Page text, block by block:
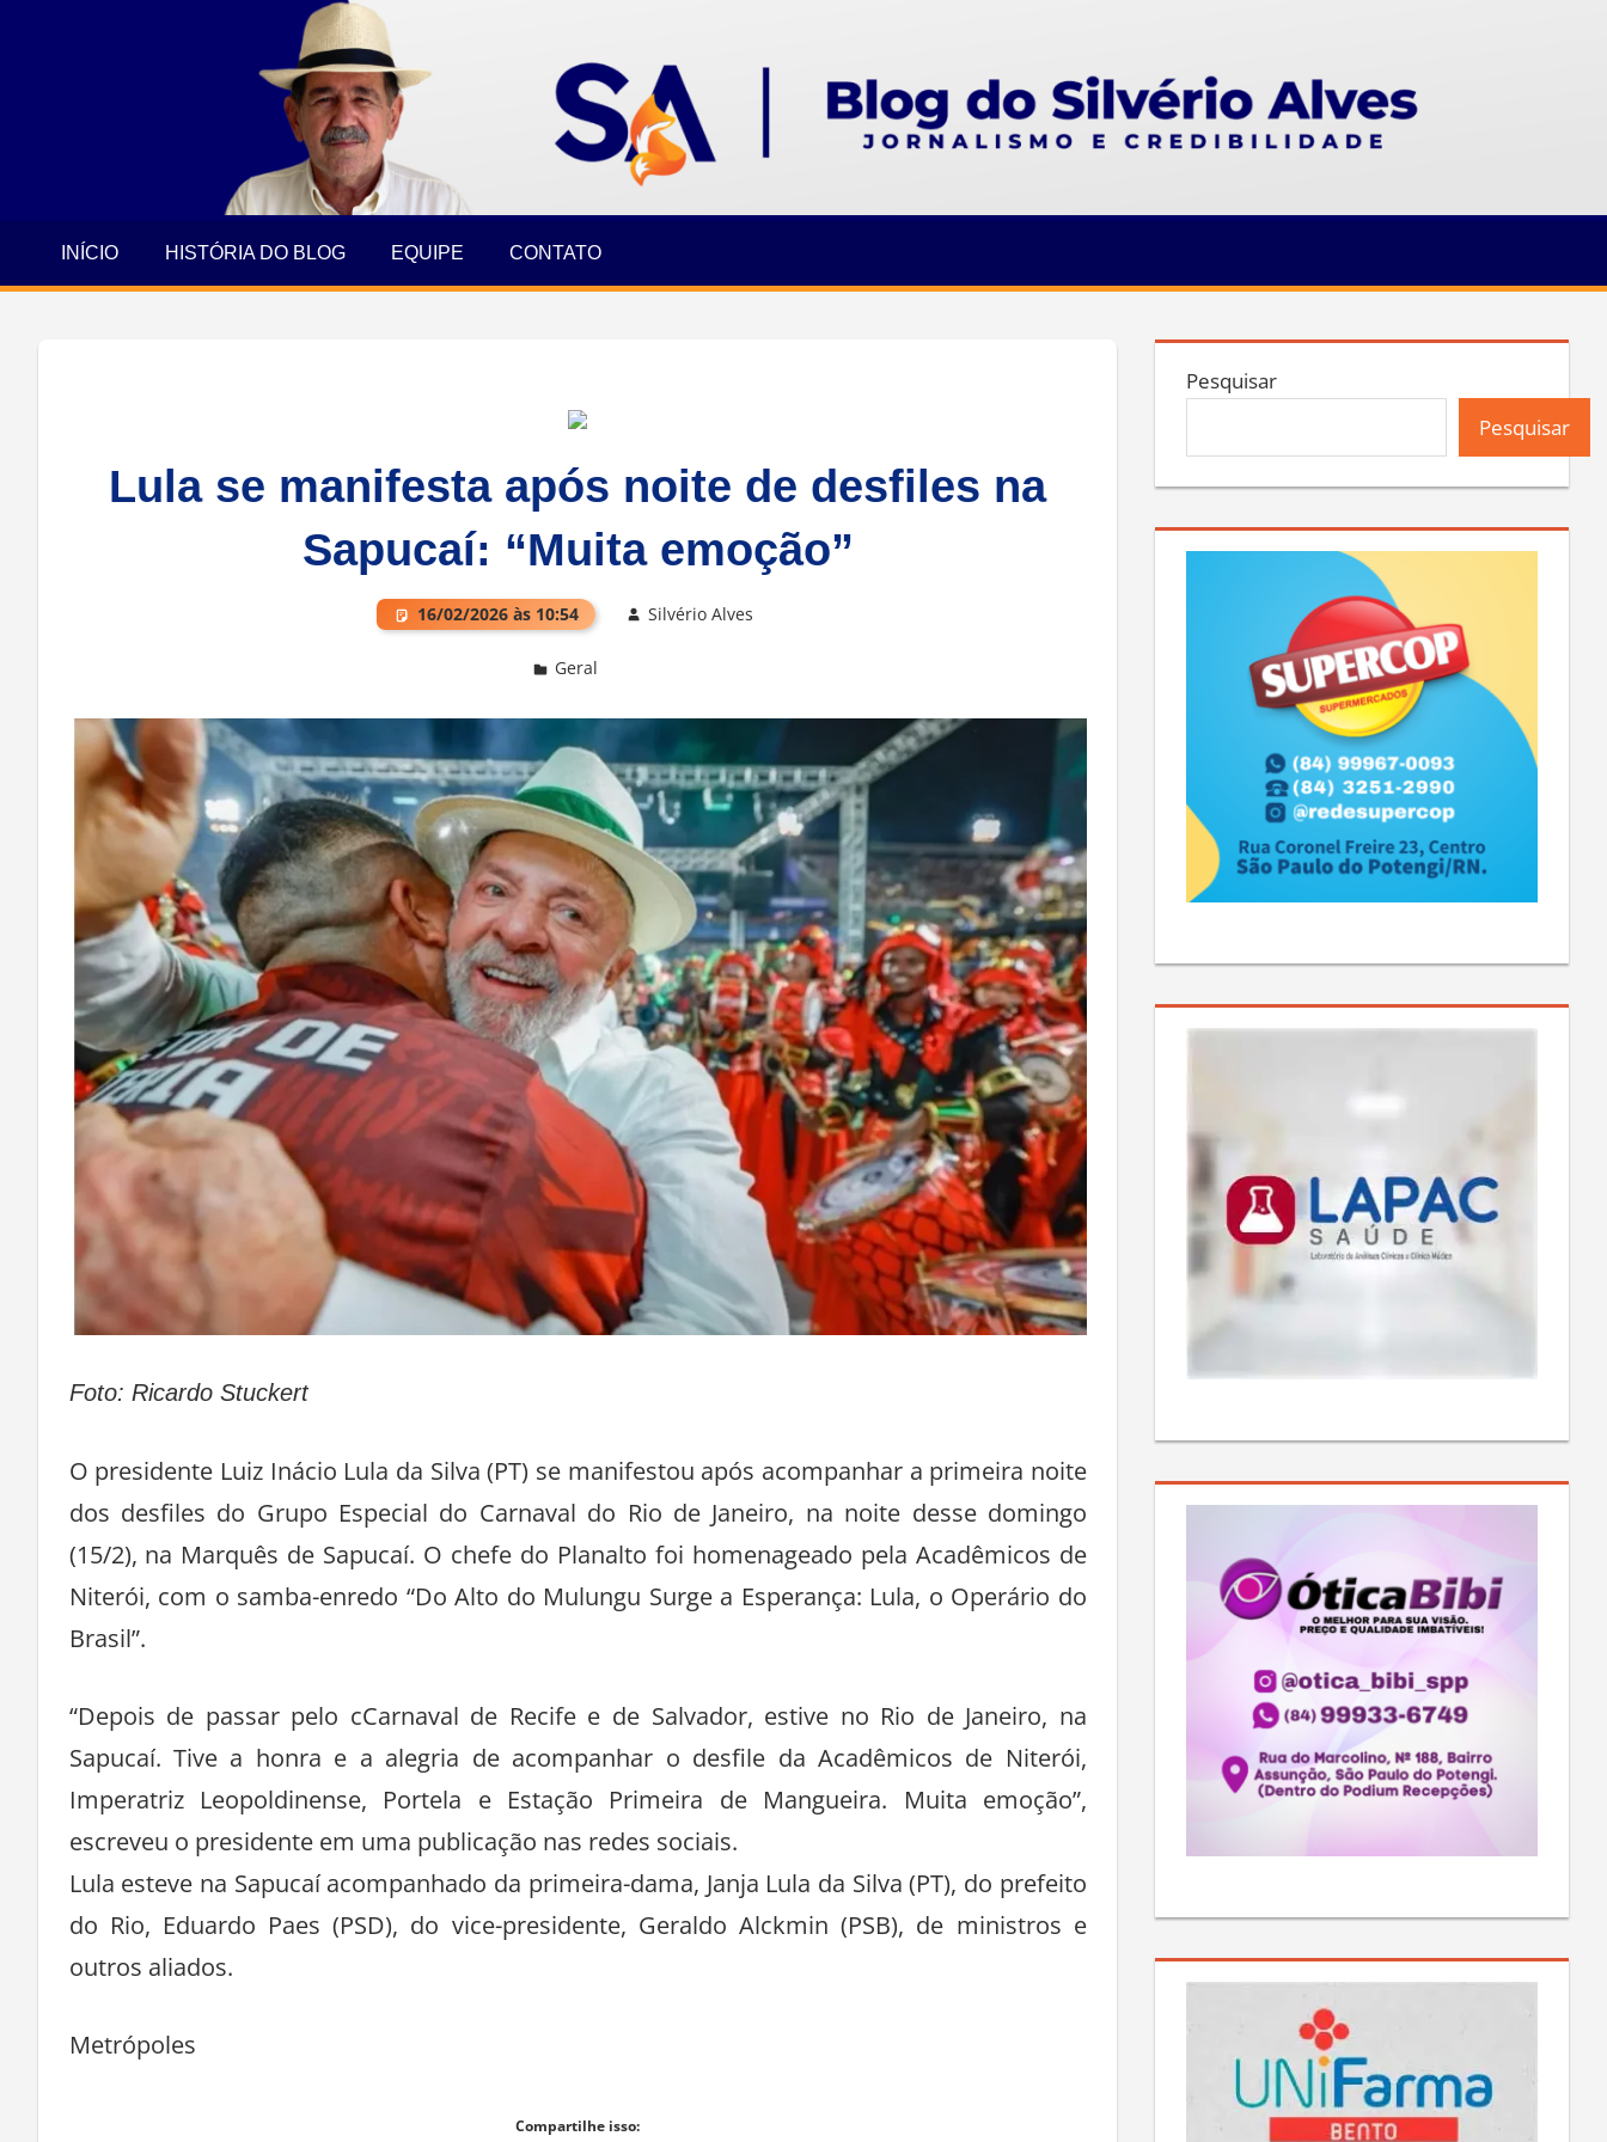
INÍCIO HISTÓRIA DO BLOG EQUIPE CONTATO
Lula se manifesta após noite de desfiles na
Sapucaí: “Muita emoção”
16/02/2026 às 10:54 Silvério Alves
Geral
Foto: Ricardo Stuckert
O presidente Luiz Inácio Lula da Silva (PT) se manifestou após acompanhar a primeira noite
dos desfiles do Grupo Especial do Carnaval do Rio de Janeiro, na noite desse domingo
(15/2), na Marquês de Sapucaí. O chefe do Planalto foi homenageado pela Acadêmicos de
Niterói, com o samba-enredo “Do Alto do Mulungu Surge a Esperança: Lula, o Operário do
Brasil”.
“Depois de passar pelo cCarnaval de Recife e de Salvador, estive no Rio de Janeiro, na
Sapucaí. Tive a honra e a alegria de acompanhar o desfile da Acadêmicos de Niterói,
Imperatriz Leopoldinense, Portela e Estação Primeira de Mangueira. Muita emoção”,
escreveu o presidente em uma publicação nas redes sociais.
Lula esteve na Sapucaí acompanhado da primeira-dama, Janja Lula da Silva (PT), do prefeito
do Rio, Eduardo Paes (PSD), do vice-presidente, Geraldo Alckmin (PSB), de ministros e
outros aliados.
Metrópoles
Compartilhe isso:
Pesquisar
Pesquisar